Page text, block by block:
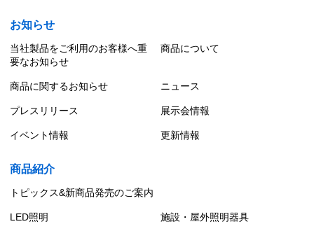
お知らせ
当社製品をご利用のお客様へ重
要なお知らせ
商品について
商品に関するお知らせ ニュース
プレスリリース 展示会情報
イベント情報 更新情報
商品紹介
トピックス&新商品発売のご案内
LED照明 施設・屋外照明器具